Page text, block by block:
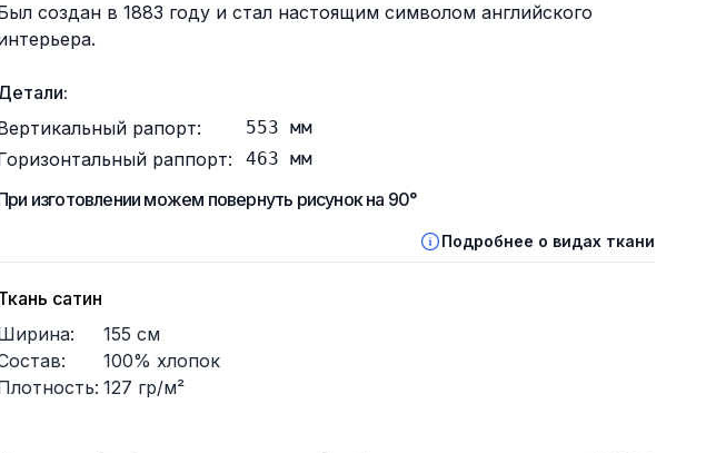
создан в 1883 году и стал настоящим символом английского
рапорт:
553 мм
раппорт: 463 мм
изготовлении можем повернуть рисунок на 90°
Подробнее о видах ткани
сатин
155 см
100% хлопок
127 гр/м²